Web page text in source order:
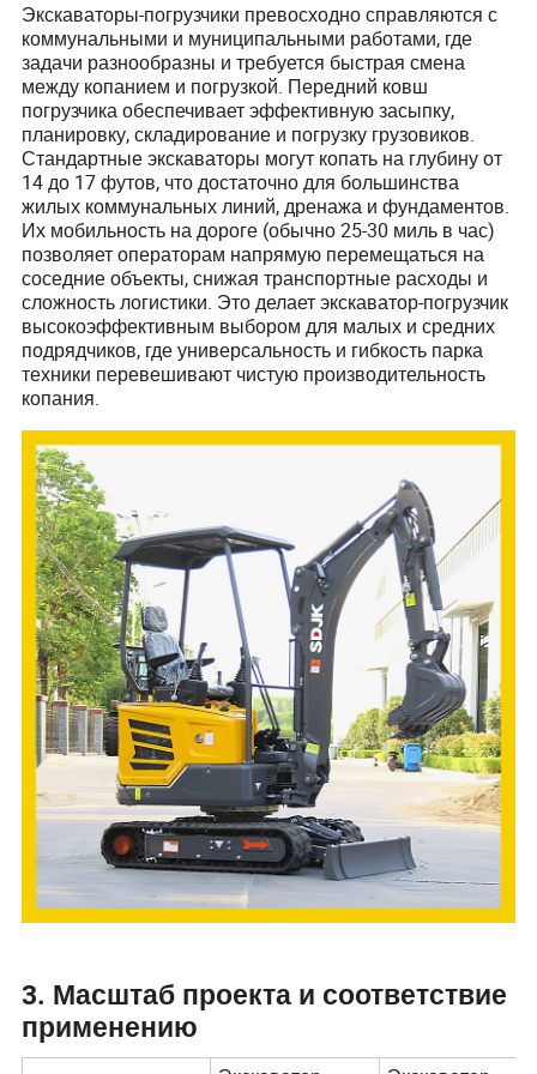
Экскаваторы-погрузчики превосходно справляются с
коммунальными и муниципальными работами, где
задачи разнообразны и требуется быстрая смена
между копанием и погрузкой. Передний ковш
погрузчика обеспечивает эффективную засыпку,
планировку, складирование и погрузку грузовиков.
Стандартные экскаваторы могут копать на глубину от
14 до 17 футов, что достаточно для большинства
жилых коммунальных линий, дренажа и фундаментов.
Их мобильность на дороге (обычно 25-30 миль в час)
позволяет операторам напрямую перемещаться на
соседние объекты, снижая транспортные расходы и
сложность логистики. Это делает экскаватор-погрузчик
высокоэффективным выбором для малых и средних
подрядчиков, где универсальность и гибкость парка
техники перевешивают чистую производительность
копания.
3. Масштаб проекта и соответствие
применению